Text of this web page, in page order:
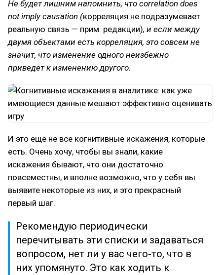
Не будет лишним напомнить, что correlation does
not imply causation (корреляция не подразумевает
реальную связь — прим. редакции), и если между
двумя объектами есть корреляция, это совсем не
значит, что изменение одного неизбежно
приведёт к изменению другого.
И это ещё не все когнитивные искажения, которые
есть. Очень хочу, чтобы вы знали, какие
искажения бывают, что они достаточно
повсеместны, и вполне возможно, что у себя вы
выявите некоторые из них, и это прекрасный
первый шаг.
Рекомендую периодически
перечитывать эти списки и задаваться
вопросом, нет ли у вас чего-то, что в
них упомянуто. Это как ходить к